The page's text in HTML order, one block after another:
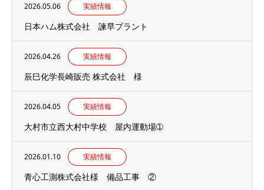
2026.05.06 実績情報
日本ハム株式会社 諫早プラント
2026.04.26 実績情報
辰巳化学長崎販売 株式会社 様
2026.04.05 実績情報
大村市立西大村中学校 屋内運動場➀
2026.01.10 実績情報
青心工測株式会社様 備品工事 ②